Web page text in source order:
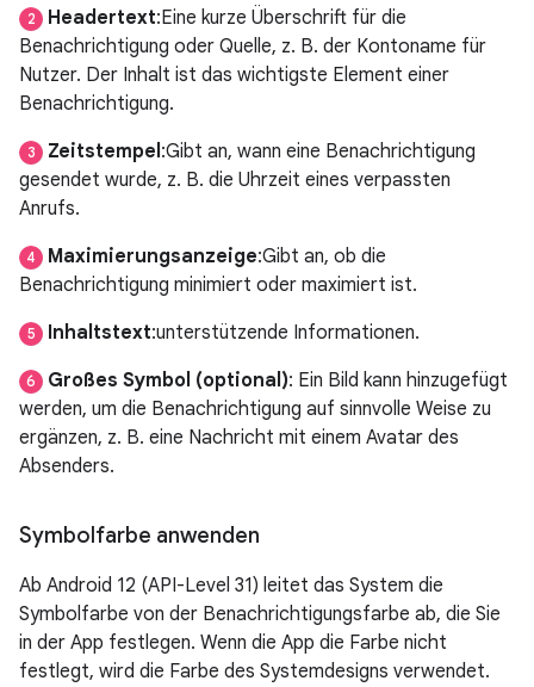
2 Headertext:Eine kurze Überschrift für die
Benachrichtigung oder Quelle, z. B. der Kontoname für
Nutzer. Der Inhalt ist das wichtigste Element einer
Benachrichtigung.
3 Zeitstempel:Gibt an, wann eine Benachrichtigung
gesendet wurde, z. B. die Uhrzeit eines verpassten
Anrufs.
4 Maximierungsanzeige:Gibt an, ob die
Benachrichtigung minimiert oder maximiert ist.
5 Inhaltstext:unterstützende Informationen.
6 Großes Symbol (optional): Ein Bild kann hinzugefügt
werden, um die Benachrichtigung auf sinnvolle Weise zu
ergänzen, z. B. eine Nachricht mit einem Avatar des
Absenders.
Symbolfarbe anwenden
Ab Android 12 (API-Level 31) leitet das System die
Symbolfarbe von der Benachrichtigungsfarbe ab, die Sie
in der App festlegen. Wenn die App die Farbe nicht
festlegt, wird die Farbe des Systemdesigns verwendet.